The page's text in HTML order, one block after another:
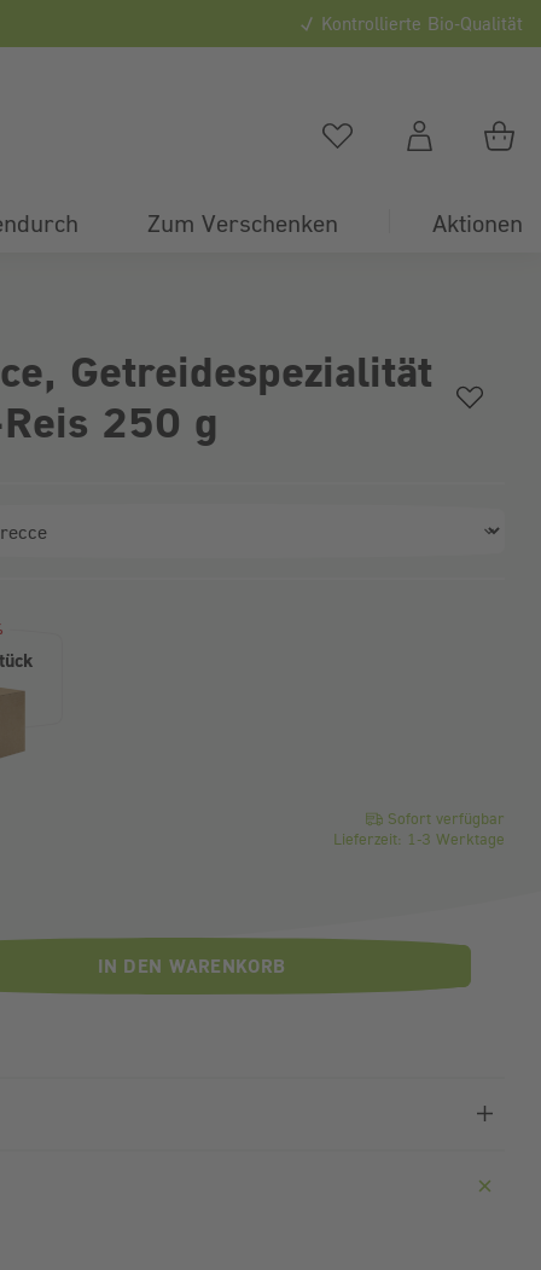
Kontrollierte Bio-Qualität
Du hast0 Artikel
Zum Verschenken Aktionen
Getreidespezialität
250 g
Sofort verfügbar
Lieferzeit: 1-3 Werktage
IN DEN WARENKORB